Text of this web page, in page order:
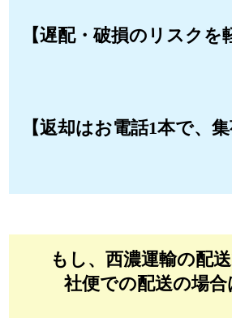
【遅配・破損のリスクを
【返却はお電話1本で、集
もし、西濃運輸の配
社便での配送の場合